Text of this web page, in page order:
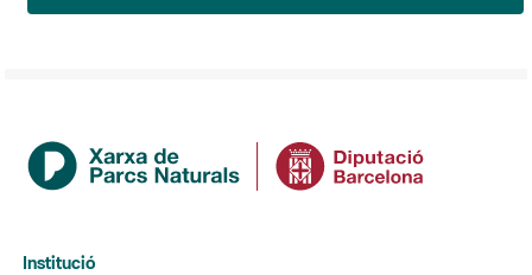
Institució